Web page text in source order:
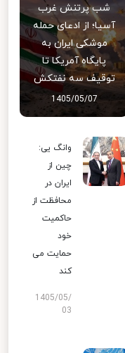
شب پرتنش غرب
آسیا؛ از ادعای حمله
موشکی ایران به
پایگاه آمریکا تا
توقیف سه نفتکش
1405/05/07
وانگ یی:
چین از
ایران در
محافظت از
حاکمیت
خود
حمایت می
کند
1405/05/
03